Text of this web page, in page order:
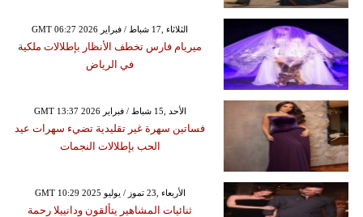
GMT 06:27 2026 الثلاثاء ,17 شباط / فبراير
ميريام فارس تخطف الأنظار بإطلالات ملكية
في الرياض
GMT 13:37 2026 الأحد ,15 شباط / فبراير
فساتين سهرة غير تقليدية تضيء سهرات عيد
الحب بإطلالات النجمات
GMT 10:29 2025 الأربعاء ,23 تموز / يوليو
ثنائيات المشاهير يتألقون ودانييلا رحمة